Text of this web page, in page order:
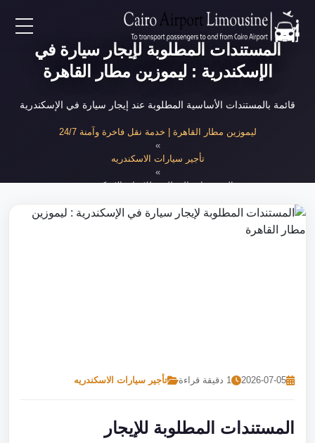
خدمات المطار
نحن
المستندات المطلوبة لإيجار سيارة في
الإسكندرية : ليموزين مطار القاهرة
قائمة بالمستندات الأساسية المطلوبة عند إيجار سيارة في الإسكندرية
ليموزين مطار القاهرة | خدمة نقل فاخرة وآمنة 24/7
تأجير سيارات الاسكندريه
المستندات المطلوبة للإيجار بالإسكندرية
2026-07-05 1 دقيقة قراءة تأجير سيارات الاسكندريه
المستندات المطلوبة للإيجار